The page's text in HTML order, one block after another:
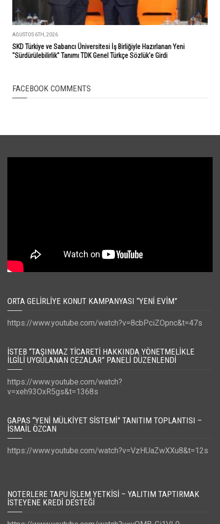
AĞUSTOS 6TH, 2026
SKD Türkiye ve Sabancı Üniversitesi İş Birliğiyle Hazırlanan Yeni
"Sürdürülebilirlik" Tanımı TDK Genel Türkçe Sözlük'e Girdi
FACEBOOK COMMENTS
ORTA GELIRLIYE KONUT KAMPANYASI “YENI EVIM”
https://www.youtube.com/watch?v=8cbPciZOpnc&t=47s
İSTEB “TAŞINMAZ TICARETI HAKKINDA YÖNETMELIKLE
İLGILI UYGULANAN CEZALAR” PANELI DÜZENLENDI
https://www.youtube.com/watch?
v=xeh93OxR5gs&t=1368s
GAPAS “YENI MÜLKIYET SISTEMI” TANITIM TOPLANTISI –
İSMAIL ÖZCAN
https://www.youtube.com/watch?v=VzHUaZwXXu8&t=12s
NOTERLERE TAPU İŞLEM YETKISI – YALITIM TAPTIRMAK
İSTEYENE KREDI DESTEĞI